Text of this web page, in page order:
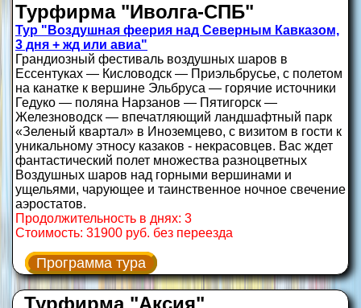
Турфирма "Иволга-СПБ"
Тур "Воздушная феерия над Северным Кавказом,
3 дня + жд или авиа"
Грандиозный фестиваль воздушных шаров в
Ессентуках — Кисловодск — Приэльбрусье, с полетом
на канатке к вершине Эльбруса — горячие источники
Гедуко — поляна Нарзанов — Пятигорск —
Железноводск — впечатляющий ландшафтный парк
«Зеленый квартал» в Иноземцево, с визитом в гости к
уникальному этносу казаков - некрасовцев. Вас ждет
фантастический полет множества разноцветных
Воздушных шаров над горными вершинами и
ущельями, чарующее и таинственное ночное свечение
аэростатов.
Продолжительность в днях: 3
Стоимость: 31900 руб. без переезда
Программа тура
Турфирма "Аксия"